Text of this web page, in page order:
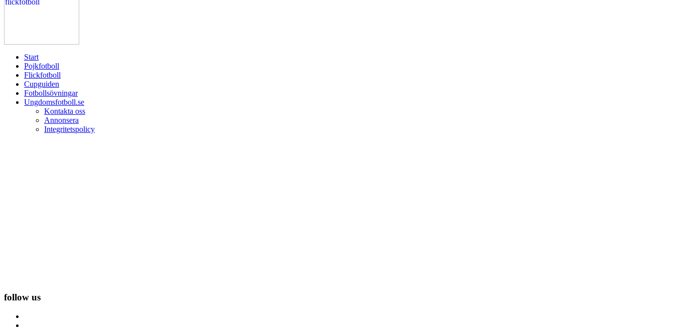
flickfotboll
Start
Pojkfotboll
Flickfotboll
Cupguiden
Fotbollsövningar
Ungdomsfotboll.se
Kontakta oss
Annonsera
Integritetspolicy
follow us